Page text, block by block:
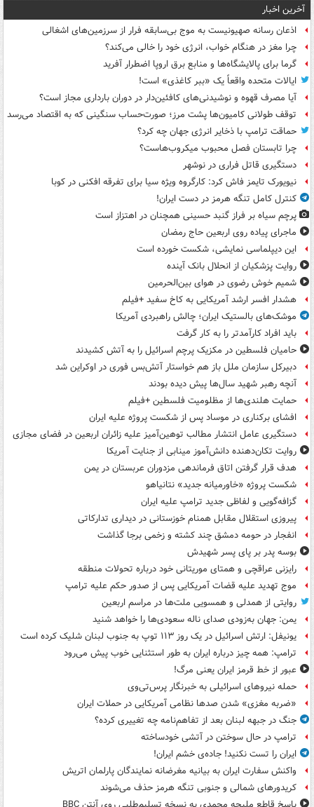
آخرین اخبار
اذعان رسانه صهیونیست به موج بی‌سابقه فرار از سرزمین‌های اشغالی
چرا مغز در هنگام خواب، انرژی خود را خالی می‌کند؟
گرما برای پالایشگاه‌ها و منابع برق اروپا اضطرار آفرید
ایالات متحده واقعاً یک «ببر کاغذی» است!
آیا مصرف قهوه و نوشیدنی‌های کافئین‌دار در دوران بارداری مجاز است؟
توقف طولانی کامیون‌ها پشت مرز؛ صورت‌حساب سنگینی که به اقتصاد می‌رسد
حماقت ترامپ با ذخایر انرژی جهان چه کرد؟
چرا تابستان فصل محبوب میکروب‌هاست؟
دستگیری قاتل فراری در نوشهر
نیویورک تایمز فاش کرد: کارگروه ویژه سیا برای تفرقه افکنی در کوبا
کنترل کامل تنگه هرمز در دست ایران!
پرچم سیاه بر فراز گنبد حسینی همچنان در اهتزاز است
ماجرای پیاده روی اربعین حاج رمضان
این دیپلماسی نمایشی، شکست خورده است
روایت پزشکیان از انحلال بانک آینده
شمیم خوش رضوی در هوای بین‌الحرمین
هشدار افسر ارشد آمریکایی به کاخ سفید +فیلم
موشک‌های بالستیک ایران؛ چالش راهبردی آمریکا
باید افراد کارآمدتر را به کار گرفت
حامیان فلسطین در مکزیک پرچم اسرائیل را به آتش کشیدند
دبیرکل سازمان ملل باز هم خواستار آتش‌بس فوری در اوکراین شد
آنچه رهبر شهید سال‌ها پیش دیده بودند
حمایت هلندی‌ها از مظلومیت فلسطین +فیلم
افشای برکناری در موساد پس از شکست پروژه علیه ایران
دستگیری عامل انتشار مطالب توهین‌آمیز علیه زائران اربعین در فضای مجازی
روایت تکان‌دهنده دانش‌آموز مینابی از جنایت آمریکا
هدف قرار گرفتن اتاق‌ فرماندهی مزدوران عربستان در یمن
شکست پروژه «خاورمیانه جدید» نتانیاهو
گزافه‌گویی و لفاظی جدید ترامپ علیه ایران
پیروزی استقلال مقابل همنام خوزستانی در دیداری تدارکاتی
انفجار در حومه دمشق چند کشته و زخمی برجا گذاشت
بوسه‌ پدر بر پای پسر شهیدش
رایزنی عراقچی و همتای موریتانی خود درباره تحولات منطقه
موج تهدید علیه قضات آمریکایی پس از صدور حکم علیه ترامپ
روایتی از همدلی و همسویی ملت‌ها در مراسم اربعین
یمن: جهان به‌زودی صدای ناله سعودی‌ها را خواهد شنید
یونیفل: ارتش اسرائیل در یک روز ۱۱۳ توپ به جنوب لبنان شلیک کرده است
ترامپ: همه چیز درباره ایران به طور استثنایی خوب پیش می‌رود
عبور از خط قرمز ایران یعنی مرگ!
حمله نیروهای اسرائیلی به خبرنگار پرس‌تی‌وی
«ضربه مغزی» شدن صدها نظامی آمریکایی در حملات ایران
جنگ در جبهه لبنان بعد از تفاهم‌نامه چه تغییری کرده؟
ترامپ در حال سوختن در آتشی خودساخته
ایران را تست نکنید! جاده‌ی خشم ایران!
واکنش سفارت ایران به بیانیه مغرضانه نمایندگان پارلمان اتریش
کریدورهای شمالی و جنوبی تنگه هرمز حذف می‌شوند